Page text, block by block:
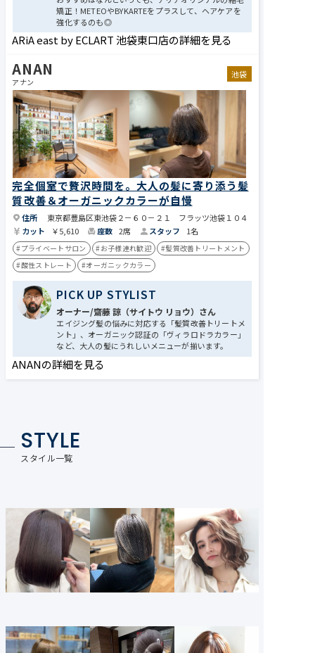
矯正！METEOやBYKARTEをプラスして、ヘアケアを
強化するのも◎
ARiA east by ECLART 池袋東口店の詳細を見る
ANAN
アナン
池袋
完全個室で贅沢時間を。大人の髪に寄り添う髪
質改善＆オーガニックカラーが自慢
住所
東京都豊島区東池袋２－６０－２１ フラッツ池袋１０４
カット
￥5,610 座数 2席 スタッフ 1名
#プライベートサロン #お子様連れ歓迎
#髪質改善トリートメント
#酸性ストレート
#オーガニックカラー
PICK UP STYLIST
オーナー/齋藤 諒（サイトウ リョウ）さん
エイジング髪の悩みに対応する「髪質改善トリートメ
ント」、オーガニック認証の「ヴィラロドラカラー」
など、大人の髪にうれしいメニューが揃います。
ANANの詳細を見る
STYLE
スタイル一覧